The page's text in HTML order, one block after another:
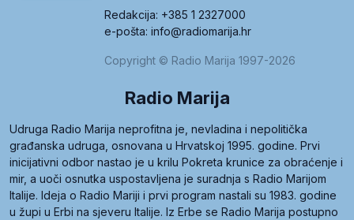
Redakcija: +385 1 2327000
e-pošta: info@radiomarija.hr
Copyright © Radio Marija 1997-2026
Radio Marija
Udruga Radio Marija neprofitna je, nevladina i nepolitička
građanska udruga, osnovana u Hrvatskoj 1995. godine. Prvi
inicijativni odbor nastao je u krilu Pokreta krunice za obraćenje i
mir, a uoči osnutka uspostavljena je suradnja s Radio Marijom
Italije. Ideja o Radio Mariji i prvi program nastali su 1983. godine
u župi u Erbi na sjeveru Italije. Iz Erbe se Radio Marija postupno